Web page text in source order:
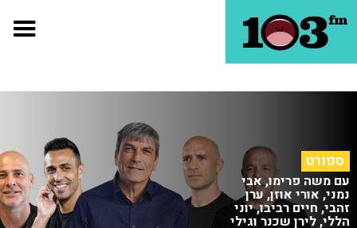
ספורט
עם משה פרימו, אבי
נמני, אורי אוזן, ערן
זהבי, חיים רביבו, יוני
הללי, לירן שכנר וגילי